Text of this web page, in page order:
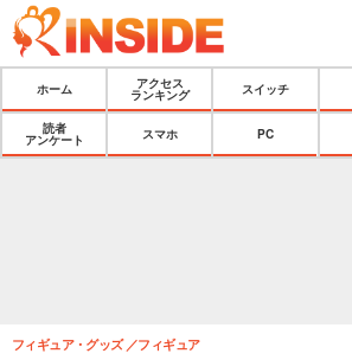
ホーム
アクセス
ランキング
スイッチ
読者
アンケート
スマホ PC
フィギュア・グッズ フィギュア